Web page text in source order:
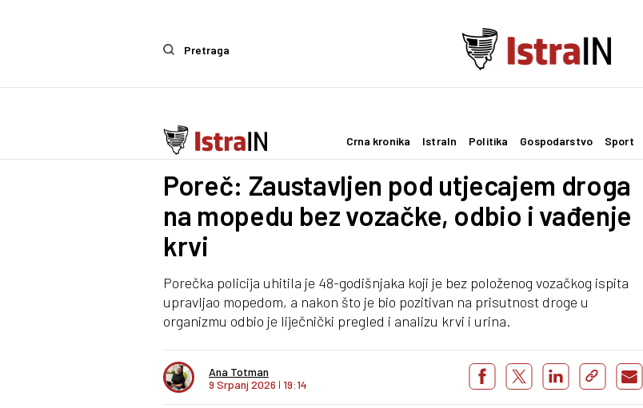
Pretraga
Crna kronika IstraIn Politika Gospodarstvo Sport
Crna kronika
Poreč: Zaustavljen pod utjecajem droga
na mopedu bez vozačke, odbio i vađenje
krvi
Porečka policija uhitila je 48-godišnjaka koji je bez položenog vozačkog ispita
upravljao mopedom, a nakon što je bio pozitivan na prisutnost droge u
organizmu odbio je liječnički pregled i analizu krvi i urina.
Ana Totman
9 Srpanj 2026 I 19:14